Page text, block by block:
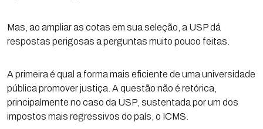
Mas, ao ampliar as cotas em sua seleção, a USP dá
respostas perigosas a perguntas muito pouco feitas.
A primeira é qual a forma mais eficiente de uma universidade
pública promover justiça. A questão não é retórica,
principalmente no caso da USP, sustentada por um dos
impostos mais regressivos do país, o ICMS.